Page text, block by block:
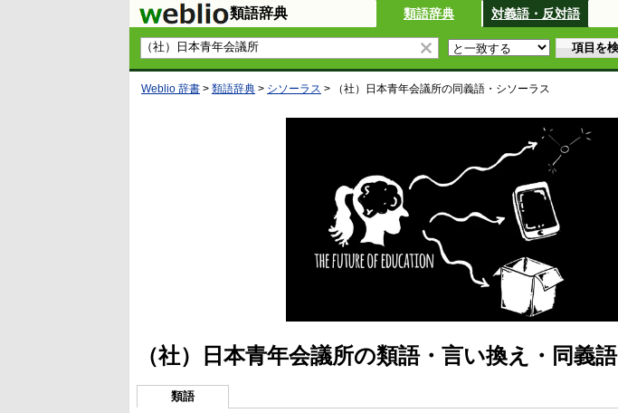
類語辞典 類語辞典 対義語・反対語
Weblio 辞書 > 類語辞典 > シソーラス > （社）日本青年会議所の同義語・シソーラス
（社）日本青年会議所の類語・言い換え・同義語
類語